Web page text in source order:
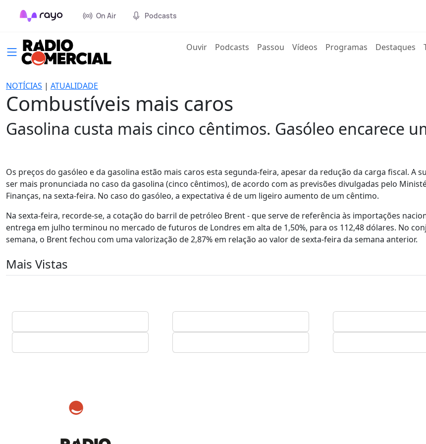
On Air Podcasts
Ouvir(current)
Podcasts Passou Vídeos Programas Destaques
NOTÍCIAS | ATUALIDADE
Combustíveis mais caros
Gasolina custa mais cinco cêntimos. Gasóleo encarece
Os preços do gasóleo e da gasolina estão mais caros esta segunda-feira, apesar da redução da carga fiscal. A
ser mais pronunciada no caso da gasolina (cinco cêntimos), de acordo com as previsões divulgadas pelo
Finanças, na sexta-feira. No caso do gasóleo, a expectativa é de um ligeiro aumento de um cêntimo.
Na sexta-feira, recorde-se, a cotação do barril de petróleo Brent - que serve de referência às importações
entrega em julho terminou no mercado de futuros de Londres em alta de 1,50%, para os 112,48 dólares. No
semana, o Brent fechou com uma valorização de 2,87% em relação ao valor de sexta-feira da semana anterior.
Mais Vistas